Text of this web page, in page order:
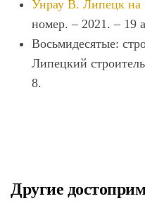
Унрау В. Липецк
номер. – 2021. –
Восьмидесятые:
Липецкий
8.
Другие